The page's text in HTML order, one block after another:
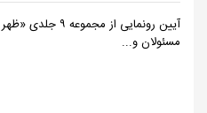
آیین رونمایی از
مسئولان و...